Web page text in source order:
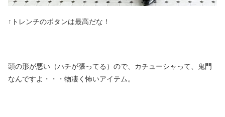
↑トレンチのボタンは最高だな！
頭の形が悪い（ハチが張ってる）ので、カチューシャって、鬼門
なんですよ・・・物凄く怖いアイテム。